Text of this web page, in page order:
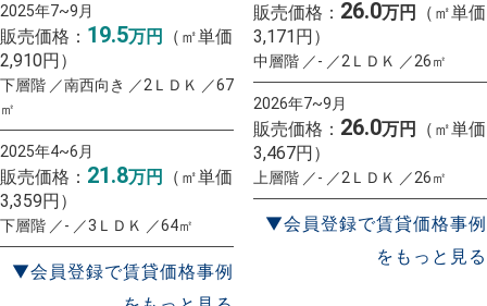
2025年7~9月
販売価格： 19.5万円
（㎡単価
2,910円）
下層階 ／南西向き ／2ＬＤＫ ／67
㎡
2025年4~6月
販売価格： 21.8万円
（㎡単価
3,359円）
下層階 ／- ／3ＬＤＫ ／64㎡
▼会員登録で賃貸価格事例
販売価格： 26.0万円
（㎡単価
3,171円）
中層階 ／- ／2ＬＤＫ ／26㎡
2026年7~9月
販売価格： 26.0万円
（㎡単価
3,467円）
上層階 ／- ／2ＬＤＫ ／26㎡
▼会員登録で賃貸価格事例
をもっと見る